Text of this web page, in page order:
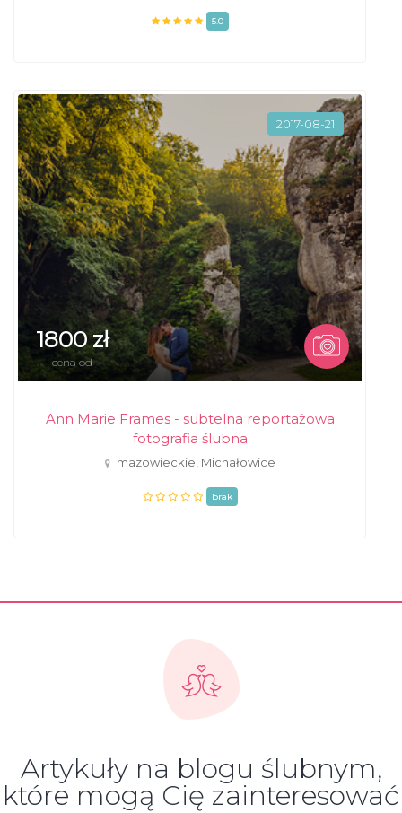
5.0
2017-08-21
1800 zł
cena od
Ann Marie Frames - subtelna reportażowa
fotografia ślubna
mazowieckie, Michałowice
brak
Artykuły na blogu ślubnym,
które mogą Cię zainteresować